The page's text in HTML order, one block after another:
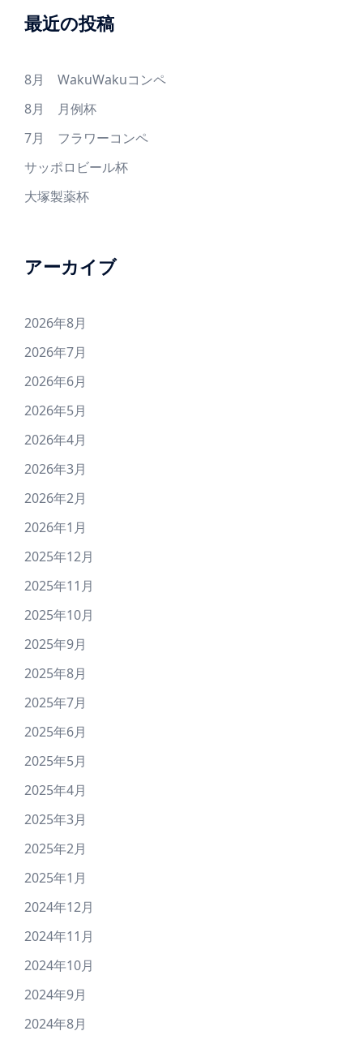
最近の投稿
8月 WakuWakuコンペ
8月 月例杯
7月 フラワーコンペ
サッポロビール杯
大塚製薬杯
アーカイブ
2026年8月
2026年7月
2026年6月
2026年5月
2026年4月
2026年3月
2026年2月
2026年1月
2025年12月
2025年11月
2025年10月
2025年9月
2025年8月
2025年7月
2025年6月
2025年5月
2025年4月
2025年3月
2025年2月
2025年1月
2024年12月
2024年11月
2024年10月
2024年9月
2024年8月